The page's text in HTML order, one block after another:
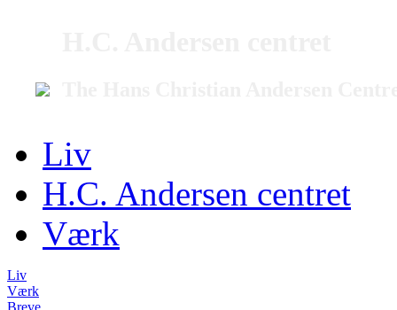
Liv
H.C. Andersen centret
Værk
Liv
Værk
Breve